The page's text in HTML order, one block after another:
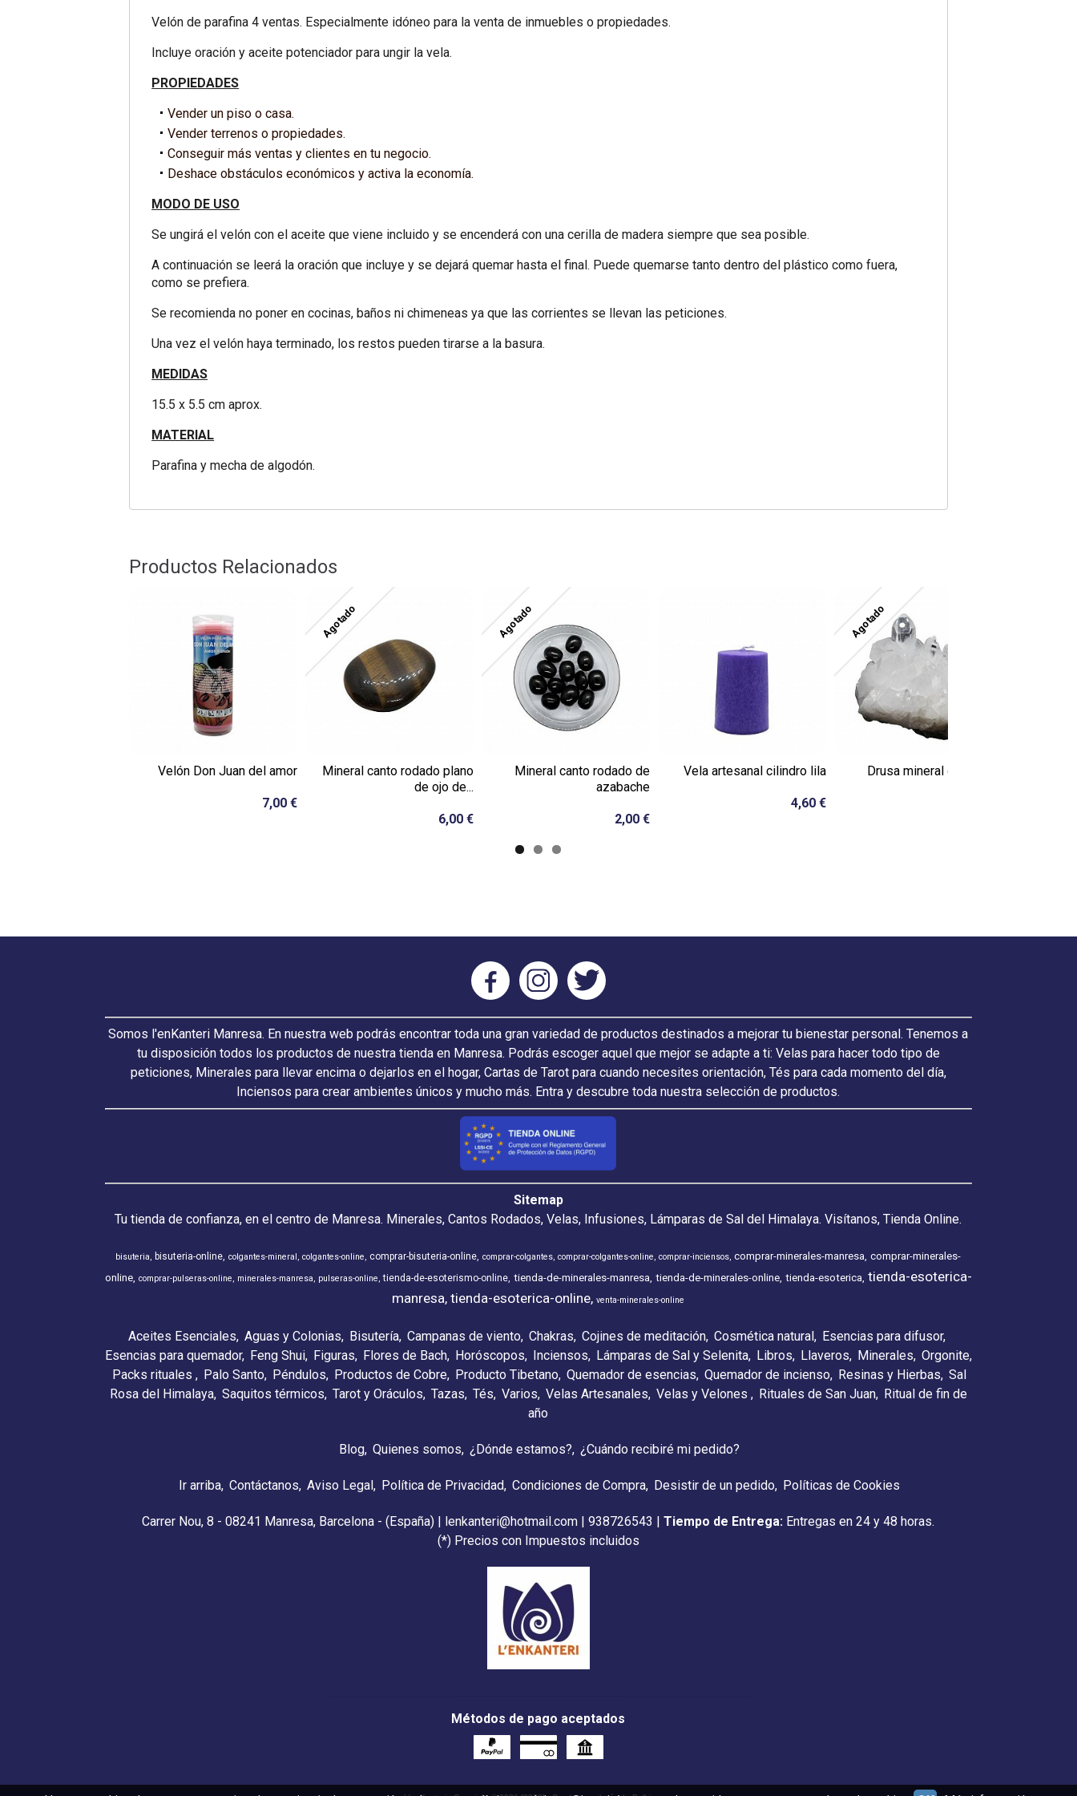
Velón de parafina 4 ventas. Especialmente idóneo para la venta de inmuebles o propiedades.
Incluye oración y aceite potenciador para ungir la vela.
PROPIEDADES
Vender un piso o casa.
Vender terrenos o propiedades.
Conseguir más ventas y clientes en tu negocio.
Deshace obstáculos económicos y activa la economía.
MODO DE USO
Se ungirá el velón con el aceite que viene incluido y se encenderá con una cerilla de madera siempre que sea posible.
A continuación se leerá la oración que incluye y se dejará quemar hasta el final. Puede quemarse tanto dentro del plástico como fuera,
como se prefiera.
Se recomienda no poner en cocinas, baños ni chimeneas ya que las corrientes se llevan las peticiones.
Una vez el velón haya terminado, los restos pueden tirarse a la basura.
MEDIDAS
15.5 x 5.5 cm aprox.
MATERIAL
Parafina y mecha de algodón.
Productos Relacionados
Velón Don Juan del amor
7,00 €
Agotado
Mineral canto rodado plano
de ojo de...
6,00 €
Agotado
Mineral canto rodado de
azabache
2,00 €
Vela artesanal cilindro lila
4,60 €
Agotado
Drusa mineral de cuarzo
Somos l'enKanteri Manresa. En nuestra web podrás encontrar toda una gran variedad de productos destinados a mejorar tu bienestar personal. Tenemos a
tu disposición todos los productos de nuestra tienda en Manresa. Podrás escoger aquel que mejor se adapte a ti: Velas para hacer todo tipo de
peticiones, Minerales para llevar encima o dejarlos en el hogar, Cartas de Tarot para cuando necesites orientación, Tés para cada momento del día,
Inciensos para crear ambientes únicos y mucho más. Entra y descubre toda nuestra selección de productos.
Sitemap
Tu tienda de confianza, en el centro de Manresa. Minerales, Cantos Rodados, Velas, Infusiones, Lámparas de Sal del Himalaya. Visítanos, Tienda Online.
bisuteria bisuteria-online colgantes-mineral colgantes-online comprar-bisuteria-online comprar-colgantes comprar-colgantes-online comprar-inciensos comprar-minerales-manresa comprar-minerales-
online comprar-pulseras-online minerales-manresa pulseras-online tienda-de-esoterismo-online tienda-de-minerales-manresa tienda-de-minerales-online tienda-esoterica tienda-esoterica-
manresa tienda-esoterica-online venta-minerales-online
Aceites Esenciales Aguas y Colonias Bisutería Campanas de viento Chakras Cojines de meditación Cosmética natural Esencias para difusor
Esencias para quemador Feng Shui Figuras Flores de Bach Horóscopos Inciensos Lámparas de Sal y Selenita Libros Llaveros Minerales Orgonite
Packs rituales Palo Santo Péndulos Productos de Cobre Producto Tibetano Quemador de esencias Quemador de incienso Resinas y Hierbas Sal
Rosa del Himalaya Saquitos térmicos Tarot y Oráculos Tazas Tés Varios Velas Artesanales Velas y Velones Rituales de San Juan Ritual de fin de
año
Blog Quienes somos ¿Dónde estamos? ¿Cuándo recibiré mi pedido?
Ir arriba Contáctanos Aviso Legal Política de Privacidad Condiciones de Compra Desistir de un pedido Políticas de Cookies
Carrer Nou, 8 - 08241 Manresa, Barcelona - (España) | lenkanteri@hotmail.com |938726543 |Tiempo de Entrega: Entregas en 24 y 48 horas.
(*) Precios con Impuestos incluidos
Métodos de pago aceptados